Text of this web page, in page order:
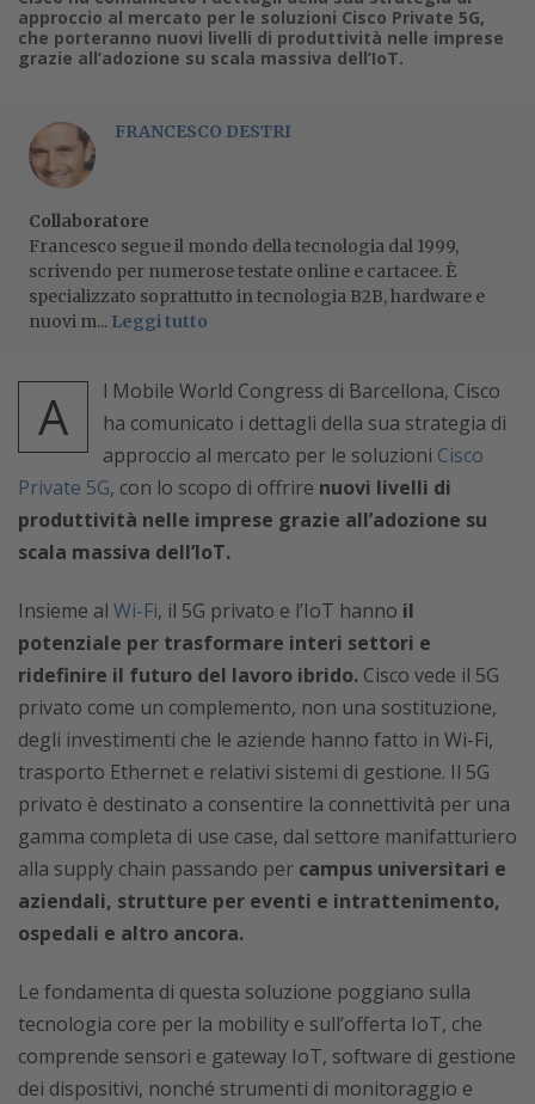
approccio al mercato per le soluzioni Cisco Private 5G,
che porteranno nuovi livelli di produttività nelle imprese
grazie all’adozione su scala massiva dell’IoT.
FRANCESCO DESTRI
Collaboratore
Francesco segue il mondo della tecnologia dal 1999,
scrivendo per numerose testate online e cartacee. È
specializzato soprattutto in tecnologia B2B, hardware e
nuovi m... Leggi tutto
A
l Mobile World Congress di Barcellona, Cisco
ha comunicato i dettagli della sua strategia di
approccio al mercato per le soluzioni Cisco
Private 5G, con lo scopo di offrire nuovi livelli di
produttività nelle imprese grazie all’adozione su
scala massiva dell’IoT.
Insieme al Wi-Fi, il 5G privato e l’IoT hanno il
potenziale per trasformare interi settori e
ridefinire il futuro del lavoro ibrido. Cisco vede il 5G
privato come un complemento, non una sostituzione,
degli investimenti che le aziende hanno fatto in Wi-Fi,
trasporto Ethernet e relativi sistemi di gestione. Il 5G
privato è destinato a consentire la connettività per una
gamma completa di use case, dal settore manifatturiero
alla supply chain passando per campus universitari e
aziendali, strutture per eventi e intrattenimento,
ospedali e altro ancora.
Le fondamenta di questa soluzione poggiano sulla
tecnologia core per la mobility e sull’offerta IoT, che
comprende sensori e gateway IoT, software di gestione
dei dispositivi, nonché strumenti di monitoraggio e